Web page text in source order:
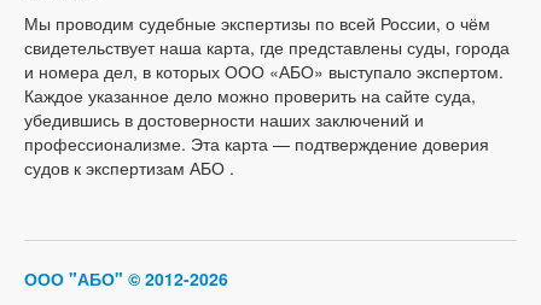
Мы проводим судебные экспертизы по всей России, о чём
свидетельствует наша карта, где представлены суды, города
и номера дел, в которых ООО «АБО» выступало экспертом.
Каждое указанное дело можно проверить на сайте суда,
убедившись в достоверности наших заключений и
профессионализме. Эта карта — подтверждение доверия
судов к экспертизам АБО .
ООО "АБО" © 2012-2026